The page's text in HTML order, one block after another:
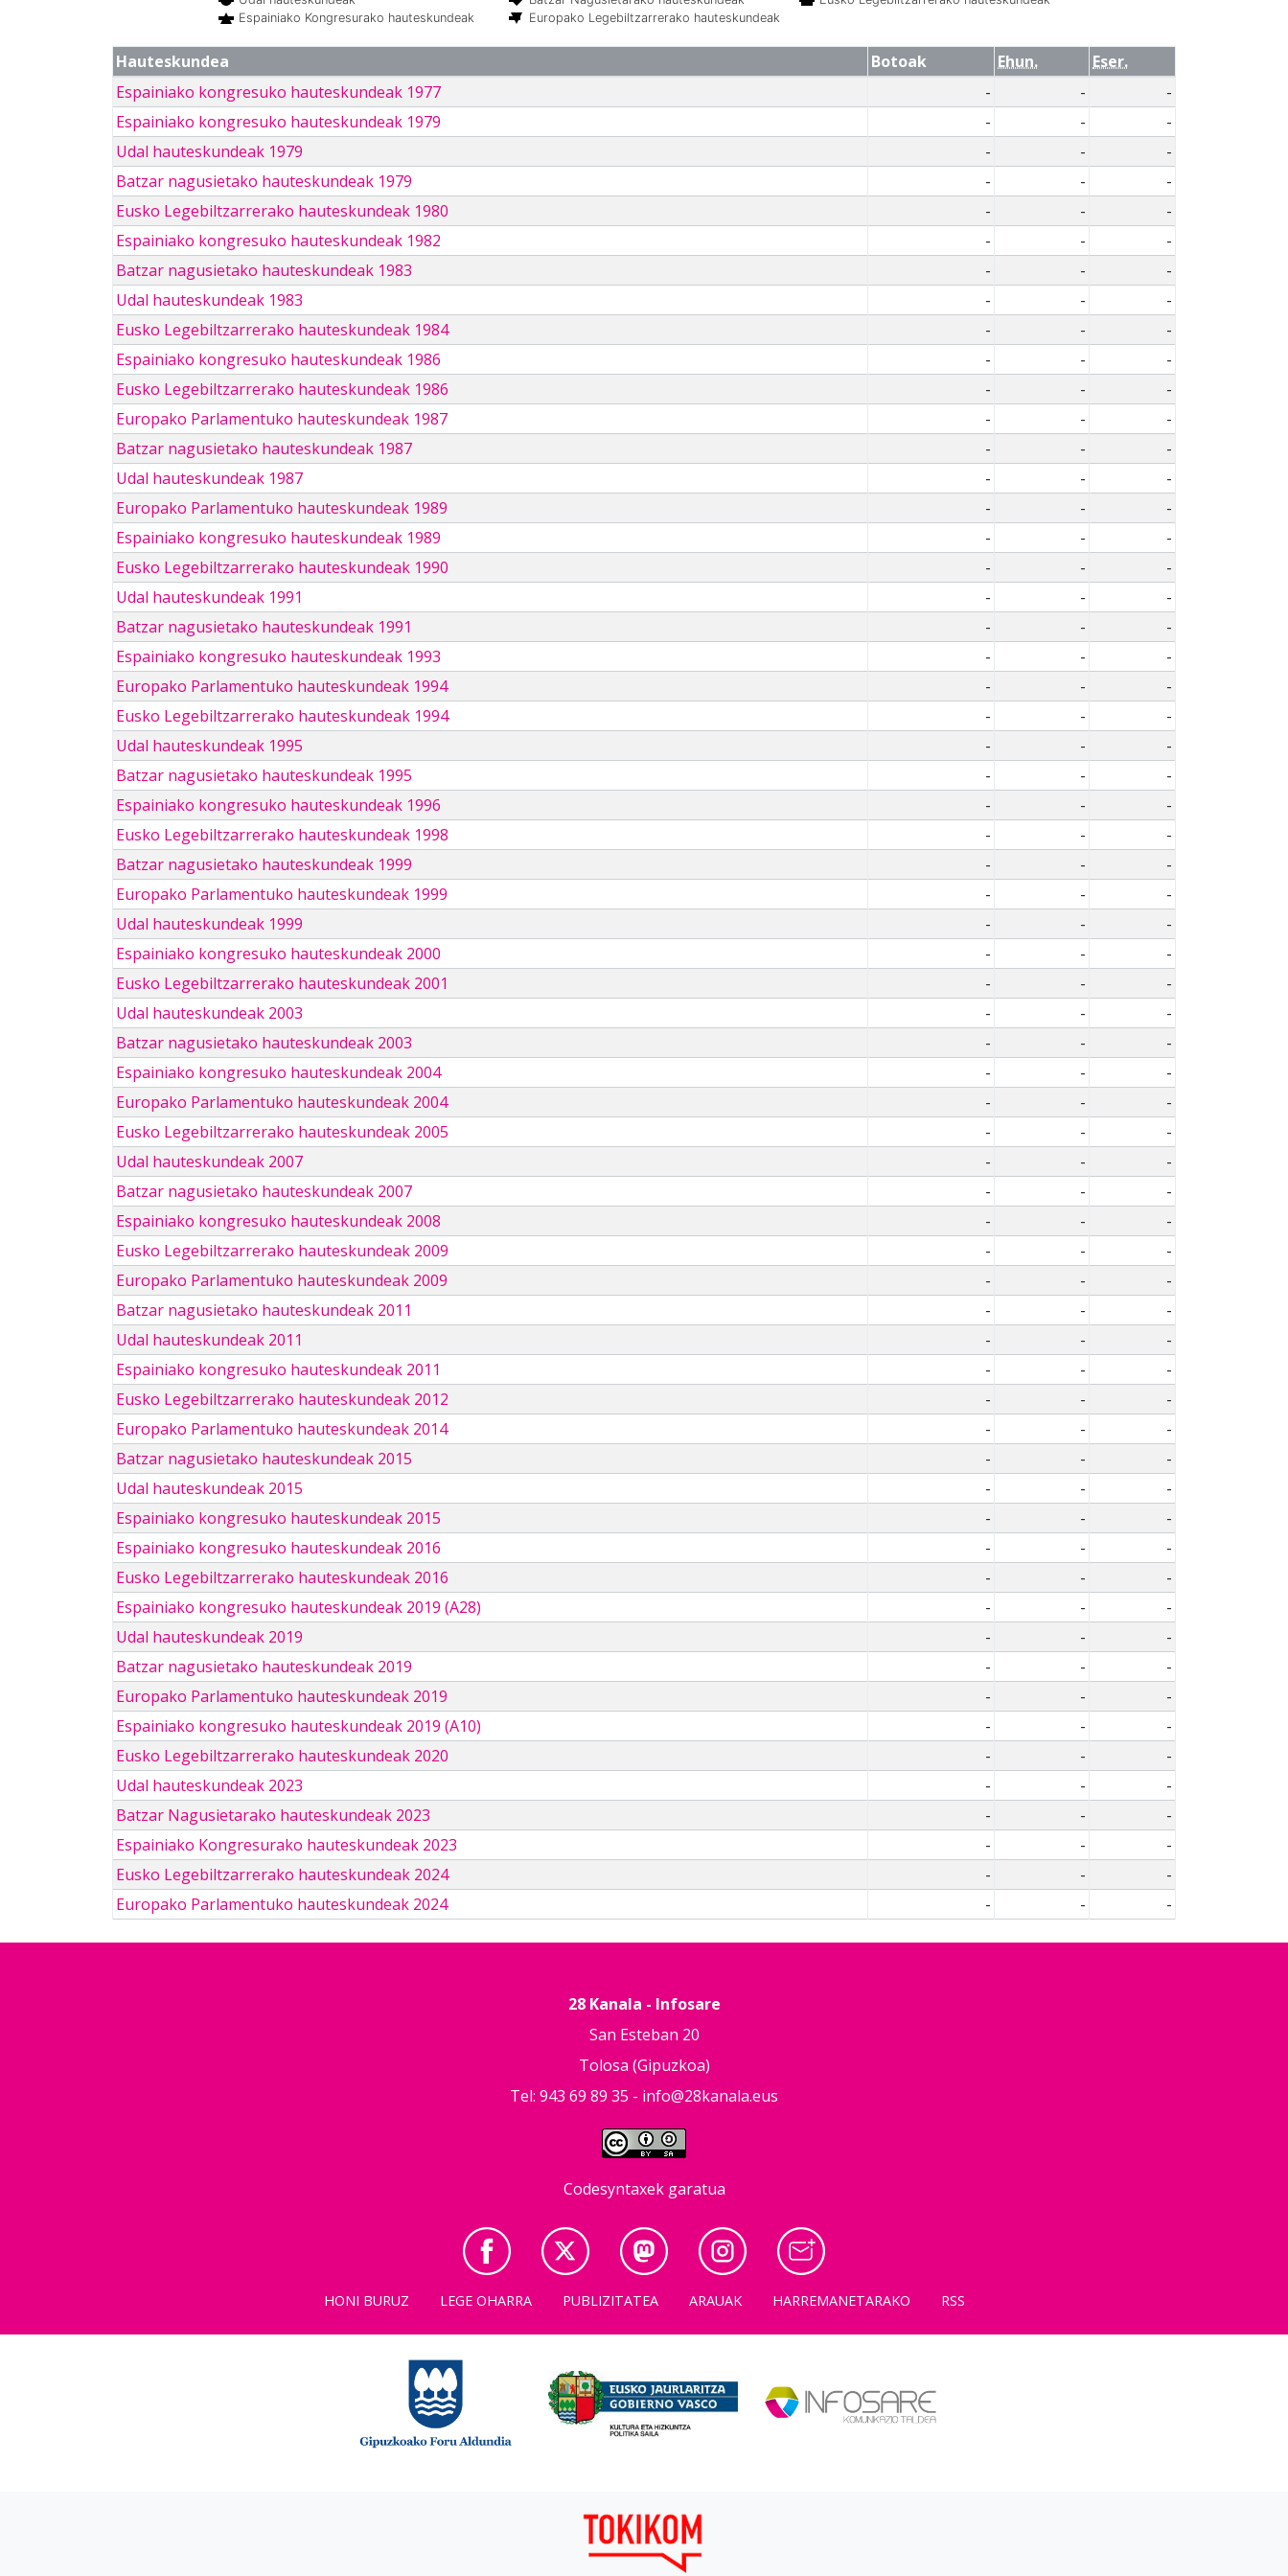
Espainiako Kongresurako hauteskundeak
Europako Legebiltzarrerako hauteskundeak
Hauteskundea Botoak Ehun.
Eser.
Espainiako kongresuko hauteskundeak 1977
- -
-
Espainiako kongresuko hauteskundeak 1979
- -
-
Udal hauteskundeak 1979
- -
-
Batzar nagusietako hauteskundeak 1979
- -
-
Eusko Legebiltzarrerako hauteskundeak 1980
- -
-
Espainiako kongresuko hauteskundeak 1982
- -
-
Batzar nagusietako hauteskundeak 1983
- -
-
Udal hauteskundeak 1983
- -
-
Eusko Legebiltzarrerako hauteskundeak 1984
- -
-
Espainiako kongresuko hauteskundeak 1986
- -
-
Eusko Legebiltzarrerako hauteskundeak 1986
- -
-
Europako Parlamentuko hauteskundeak 1987
- -
-
Batzar nagusietako hauteskundeak 1987
- -
-
Udal hauteskundeak 1987
- -
-
Europako Parlamentuko hauteskundeak 1989
- -
-
Espainiako kongresuko hauteskundeak 1989
- -
-
Eusko Legebiltzarrerako hauteskundeak 1990
- -
-
Udal hauteskundeak 1991
- -
-
Batzar nagusietako hauteskundeak 1991
- -
-
Espainiako kongresuko hauteskundeak 1993
- -
-
Europako Parlamentuko hauteskundeak 1994
- -
-
Eusko Legebiltzarrerako hauteskundeak 1994
- -
-
Udal hauteskundeak 1995
- -
-
Batzar nagusietako hauteskundeak 1995
- -
-
Espainiako kongresuko hauteskundeak 1996
- -
-
Eusko Legebiltzarrerako hauteskundeak 1998
- -
-
Batzar nagusietako hauteskundeak 1999
- -
-
Europako Parlamentuko hauteskundeak 1999
- -
-
Udal hauteskundeak 1999
- -
-
Espainiako kongresuko hauteskundeak 2000
- -
-
Eusko Legebiltzarrerako hauteskundeak 2001
- -
-
Udal hauteskundeak 2003
- -
-
Batzar nagusietako hauteskundeak 2003
- -
-
Espainiako kongresuko hauteskundeak 2004
- -
-
Europako Parlamentuko hauteskundeak 2004
- -
-
Eusko Legebiltzarrerako hauteskundeak 2005
- -
-
Udal hauteskundeak 2007
- -
-
Batzar nagusietako hauteskundeak 2007
- -
-
Espainiako kongresuko hauteskundeak 2008
- -
-
Eusko Legebiltzarrerako hauteskundeak 2009
- -
-
Europako Parlamentuko hauteskundeak 2009
- -
-
Batzar nagusietako hauteskundeak 2011
- -
-
Udal hauteskundeak 2011
- -
-
Espainiako kongresuko hauteskundeak 2011
- -
-
Eusko Legebiltzarrerako hauteskundeak 2012
- -
-
Europako Parlamentuko hauteskundeak 2014
- -
-
Batzar nagusietako hauteskundeak 2015
- -
-
Udal hauteskundeak 2015
- -
-
Espainiako kongresuko hauteskundeak 2015
- -
-
Espainiako kongresuko hauteskundeak 2016
- -
-
Eusko Legebiltzarrerako hauteskundeak 2016
- -
-
Espainiako kongresuko hauteskundeak 2019 (A28)
- -
-
Udal hauteskundeak 2019
- -
-
Batzar nagusietako hauteskundeak 2019
- -
-
Europako Parlamentuko hauteskundeak 2019
- -
-
Espainiako kongresuko hauteskundeak 2019 (A10)
- -
-
Eusko Legebiltzarrerako hauteskundeak 2020
- -
-
Udal hauteskundeak 2023
- -
-
Batzar Nagusietarako hauteskundeak 2023
- -
-
Espainiako Kongresurako hauteskundeak 2023
- -
-
Eusko Legebiltzarrerako hauteskundeak 2024
- -
-
Europako Parlamentuko hauteskundeak 2024
- - -
28 Kanala - Infosare
San Esteban 20
Tolosa (Gipuzkoa)
Tel: 943 69 89 35 - info@28kanala.eus
Codesyntaxek garatua
HONI BURUZ LEGE OHARRA PUBLIZITATEA ARAUAK HARREMANETARAKO RSS